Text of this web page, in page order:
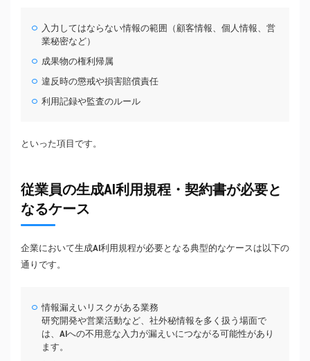
入力してはならない情報の範囲（顧客情報、個人情報、営
業秘密など）
成果物の権利帰属
違反時の懲戒や損害賠償責任
利用記録や監査のルール
といった項目です。
従業員の生成AI利用規程・契約書が必要と
なるケース
企業において生成AI利用規程が必要となる典型的なケースは以下の
通りです。
情報漏えいリスクがある業務
研究開発や営業活動など、社外秘情報を多く扱う場面で
は、AIへの不用意な入力が漏えいにつながる可能性があり
ます。